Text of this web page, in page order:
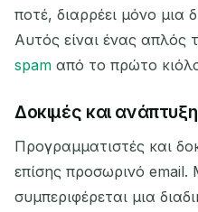
ποτέ, διαρρέει μόνο μια
Αυτός είναι ένας απλός
spam από το πρώτο
Δοκιμές και ανάπτυξη
Προγραμματιστές και
επίσης προσωρινό email.
συμπεριφέρεται μια